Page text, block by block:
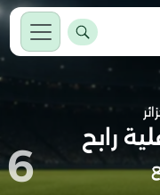
رابح
6